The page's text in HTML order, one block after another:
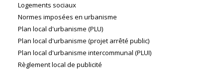
Logements sociaux
Normes imposées en urbanisme
Plan local d'urbanisme (PLU)
Plan local d'urbanisme (projet arrêté public)
Plan local d'urbanisme intercommunal (PLUI)
Règlement local de publicité